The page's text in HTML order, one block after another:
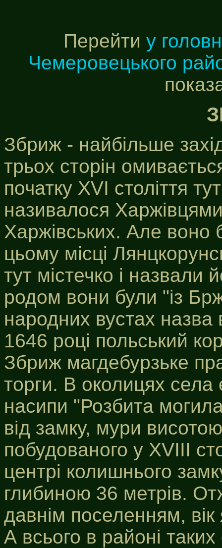
Перейти у
Чемеровецького
Збриж - найбільше
трьох сторін
початку XVI століття
називалося
Харжівських. Але
цьому місці
тут містечко і назвали
родом вони були "із
народних вустах
1646 році польський
Збриж магдебурзьке
торги. В околицях села
насипи "Розбита
від замку, мури
побудованого у XVIII
центрі колишнього
глибиною 36 метрів.
давнім поселенням,
А всього в районі таких